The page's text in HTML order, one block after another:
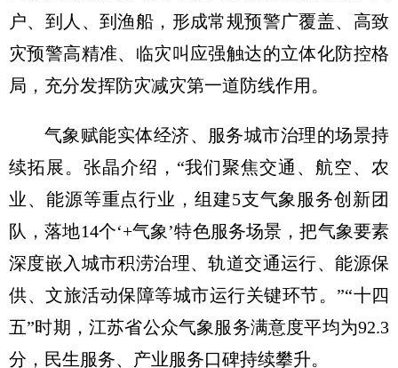
户、到人、到渔船，形成常规预警广覆盖、高致
灾预警高精准、临灾叫应强触达的立体化防控格
局，充分发挥防灾减灾第一道防线作用。
气象赋能实体经济、服务城市治理的场景持
续拓展。张晶介绍，“我们聚焦交通、航空、农
业、能源等重点行业，组建5支气象服务创新团
队，落地14个‘+气象’特色服务场景，把气象要素
深度嵌入城市积涝治理、轨道交通运行、能源保
供、文旅活动保障等城市运行关键环节。”“十四
五”时期，江苏省公众气象服务满意度平均为92.3
分，民生服务、产业服务口碑持续攀升。